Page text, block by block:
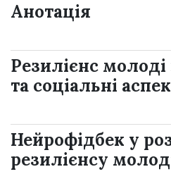
Анотація
Резилієнс молоді
та соціальні
Нейрофідбек у
резилієнсу